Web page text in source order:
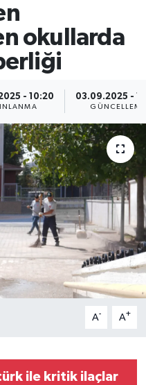
okullarda
- 10:20 03.09.2025 -
GÜNCELLEME
A- A+
ile kritik ilaçlar